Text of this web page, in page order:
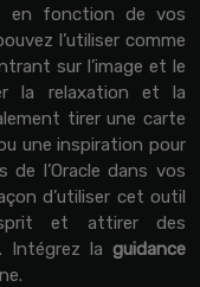
en fonction de vos
l’utiliser comme
sur l’image et le
la relaxation et la
tirer une carte
une inspiration pour
de l’Oracle dans vos
d’utiliser cet outil
et attirer des
Intégrez la guidance